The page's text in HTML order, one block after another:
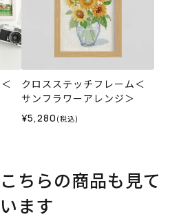
クロスステッチフレーム＜
サンフラワーアレンジ＞
¥5,280 (税込)
ちらの商品も見て
います